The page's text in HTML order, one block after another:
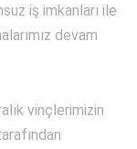
iş imkanları ile
devam
vinçlerimizin